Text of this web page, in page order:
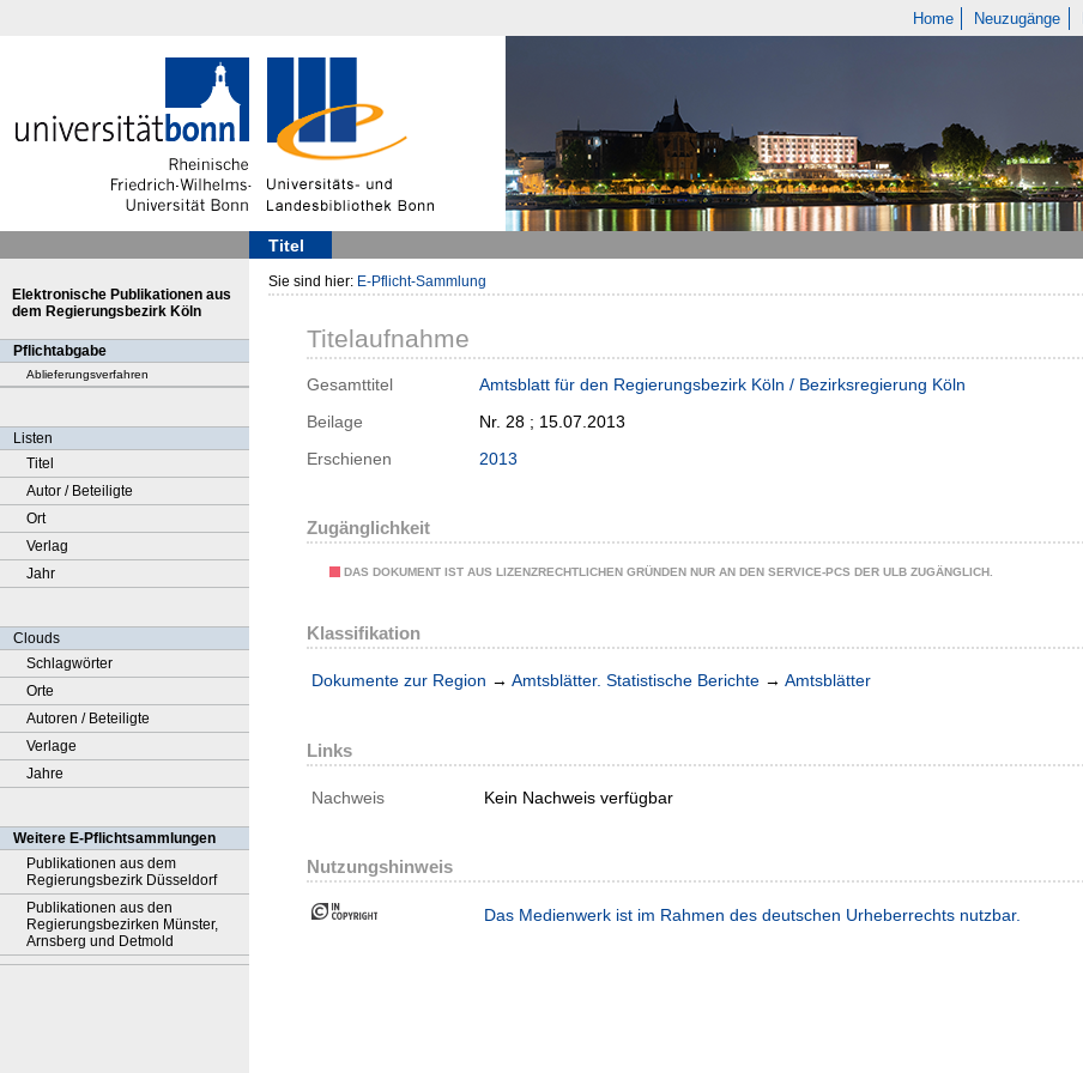
Home Neuzugänge
Titel
Elektronische Publikationen aus
dem Regierungsbezirk Köln
Pflichtabgabe
Ablieferungsverfahren
Listen
Titel
Autor / Beteiligte
Ort
Verlag
Jahr
Clouds
Schlagwörter
Orte
Autoren / Beteiligte
Verlage
Jahre
Weitere E-Pflichtsammlungen
Publikationen aus dem
Regierungsbezirk Düsseldorf
Publikationen aus den
Regierungsbezirken Münster,
Arnsberg und Detmold
Sie sind hier: E-Pflicht-Sammlung
Titelaufnahme
Gesamttitel
Amtsblatt für den Regierungsbezirk Köln / Bezirksregierung Köln
Beilage
Nr. 28 ; 15.07.2013
Erschienen
2013
Zugänglichkeit
DAS DOKUMENT IST AUS LIZENZRECHTLICHEN GRÜNDEN NUR AN DEN SERVICE-PCS DER ULB ZUGÄNGLICH.
Klassifikation
Dokumente zur Region → Amtsblätter. Statistische Berichte → Amtsblätter
Links
Nachweis Kein Nachweis verfügbar
Nutzungshinweis
Das Medienwerk ist im Rahmen des deutschen Urheberrechts nutzbar.